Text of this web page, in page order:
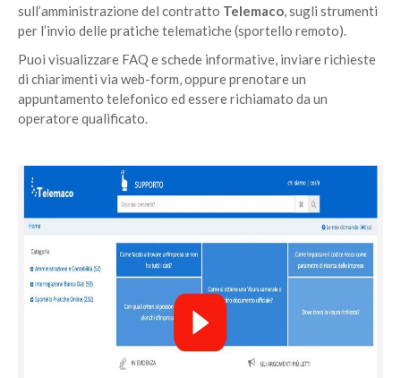
sull’amministrazione del contratto Telemaco, sugli strumenti
per l’invio delle pratiche telematiche (sportello remoto).
Puoi visualizzare FAQ e schede informative, inviare richieste
di chiarimenti via web-form, oppure prenotare un
appuntamento telefonico ed essere richiamato da un
operatore qualificato.